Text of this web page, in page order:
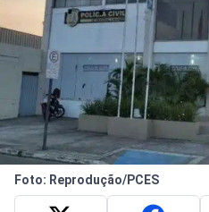
Foto: Reprodução/PCES